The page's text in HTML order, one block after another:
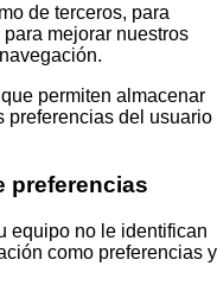
de terceros, para
mejorar nuestros
permiten almacenar
preferencias del usuario
preferencias
equipo no le identifican
como preferencias y